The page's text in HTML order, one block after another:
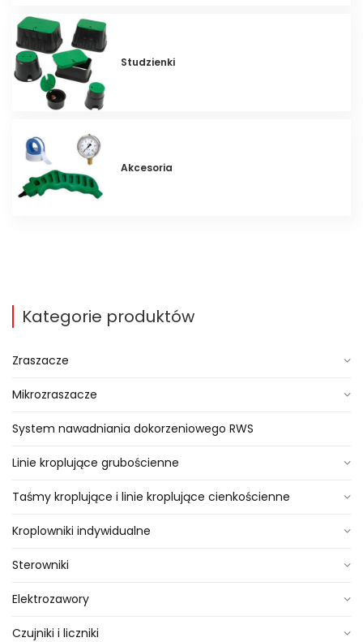
Studzienki
Akcesoria
Kategorie produktów
Zraszacze
Mikrozraszacze
System nawadniania dokorzeniowego RWS
Linie kroplujące grubościenne
Taśmy kroplujące i linie kroplujące cienkościenne
Kroplowniki indywidualne
Sterowniki
Elektrozawory
Czujniki i liczniki